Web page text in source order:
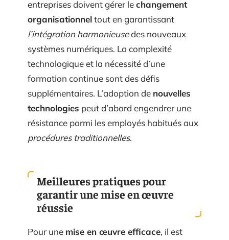
entreprises doivent gérer lechangement
organisationneltout en garantissant
l’intégration harmonieusedes nouveaux
systèmes numériques. La complexité
technologique et la nécessité d’une
formation continue sont des défis
supplémentaires. L’adoption de nouvelles
technologies peut d’abord engendrer une
résistance parmi les employés habitués aux
procédures traditionnelles.
Meilleures pratiques pour
garantir une mise en œuvre
réussie
Pour une mise en œuvre efficace, il est